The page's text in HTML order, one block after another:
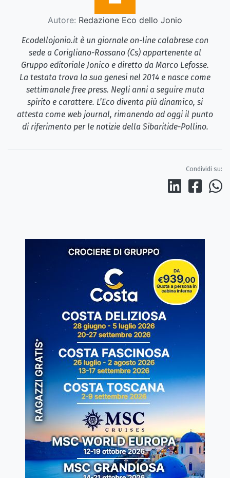
Autore: Redazione Eco dello Jonio
Ecodellojonio.it è un giornale on-line calabrese con
sede a Corigliano-Rossano (Cs) appartenente al
Gruppo editoriale Jonico e diretto da Marco Lefosse.
La testata trova la sua genesi nel 2014 e nasce come
settimanale free press. Negli anni a seguire muta
spirito e carattere. L’Eco diventa più dinamico, si
attesta come web journal, rimanendo ad oggi il punto
di riferimento per le notizie della Sibaritide-Pollino.
Condividi su: